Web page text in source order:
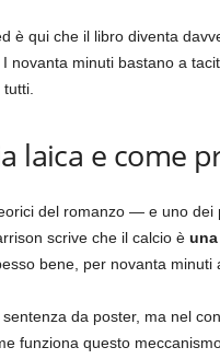
è qui che il libro diventa
novanta minuti bastano a
laica e come
del romanzo — e uno
scrive che il calcio è
bene, per novanta
da poster, ma nel
funziona questo